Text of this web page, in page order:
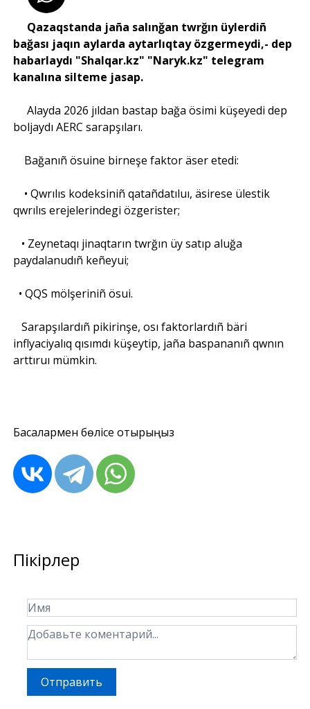
Qazaqstanda jaña salınğan twrğın üylerdiñ
bağası jaqın aylarda aytarlıqtay özgermeydi,- dep
habarlaydı "Shalqar.kz" "Naryk.kz" telegram
kanalına silteme jasap.
Alayda 2026 jıldan bastap bağa ösimi küşeyedi dep
boljaydı AERC sarapşıları.
Bağanıñ ösuine birneşe faktor äser etedi:
• Qwrılıs kodeksiniñ qatañdatıluı, äsirese ülestik
qwrılıs erejelerindegi özgerister;
• Zeynetaqı jinaqtarın twrğın üy satıp aluğa
paydalanudıñ keñeyui;
• QQS mölşeriniñ ösui.
Sarapşılardıñ pikirinşe, osı faktorlardıñ bäri
inflyaciyalıq qısımdı küşeytip, jaña baspananıñ qwnın
arttıruı mümkin.
Басқалармен бөлісе отырыңыз
Пікірлер
Отправить